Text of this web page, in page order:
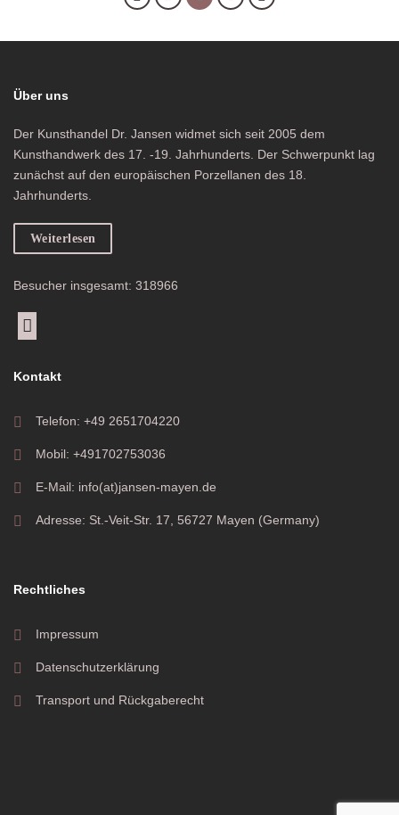
Über uns
Der Kunsthandel Dr. Jansen widmet sich seit 2005 dem
Kunsthandwerk des 17. -19. Jahrhunderts. Der Schwerpunkt lag
zunächst auf den europäischen Porzellanen des 18.
Jahrhunderts.
Weiterlesen
Besucher insgesamt: 318966
Kontakt
Telefon: +49 2651704220
Mobil: +491702753036
E-Mail: info(at)jansen-mayen.de
Adresse: St.-Veit-Str. 17, 56727 Mayen (Germany)
Rechtliches
Impressum
Datenschutzerklärung
Transport und Rückgaberecht